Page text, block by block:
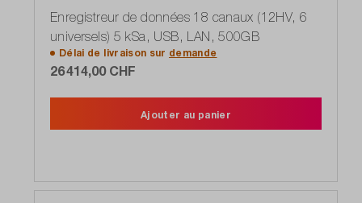
Enregistreur de données 18 canaux (12HV, 6
universels) 5 kSa, USB, LAN, 500GB
Délai de livraison sur demande
26 414,00 CHF
Ajouter au panier